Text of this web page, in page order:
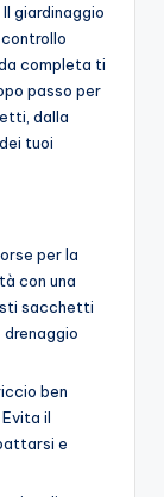
giardinaggio
completa ti
passo per
dalla
tuoi
per la
con una
sacchetti
drenaggio
ben
il
e